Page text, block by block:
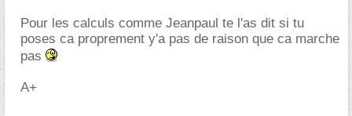
Pour les calculs comme Jeanpaul te l'as dit si tu
poses ca proprement y'a pas de raison que ca marche
pas
A+